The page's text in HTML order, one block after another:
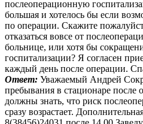
послеоперационную
большая и хотелось бы если
по операции. Скажите
отказаться вовсе от
больнице, или хотя бы
госпитализации? Я согласен
каждый день после операции.
Ответ: Уважаемый Андрей
пребывания в стационаре
должны знать, что риск
сразу возрастает.